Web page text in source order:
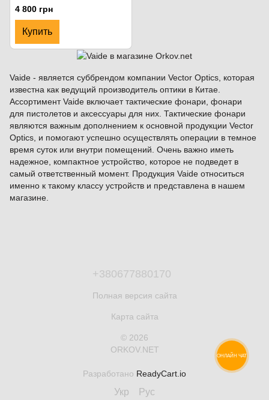
Чёрный
4 800 грн
Купить
Vaide - является суббрендом компании Vector Optics, которая
известна как ведущий производитель оптики в Китае.
Ассортимент Vaide включает тактические фонари, фонари
для пистолетов и аксессуары для них. Тактические фонари
являются важным дополнением к основной продукции Vector
Optics, и помогают успешно осуществлять операции в темное
время суток или внутри помещений. Очень важно иметь
надежное, компактное устройство, которое не подведет в
самый ответственный момент. Продукция Vaide относиться
именно к такому классу устройств и представлена в нашем
магазине.
+380677880170
Полная версия сайта
Карта сайта
© 2026
ORKOV.NET
Разработано ReadyCart.io
Укр Рус
ОНЛАЙН ЧАТ